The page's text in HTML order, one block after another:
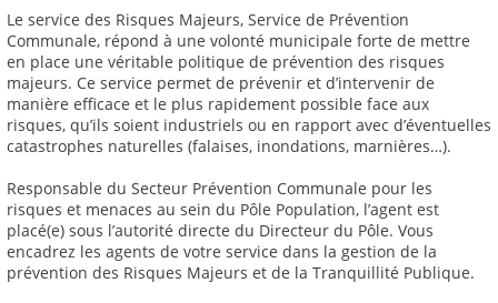
Le service des Risques Majeurs, Service de Prévention
Communale, répond à une volonté municipale forte de mettre
en place une véritable politique de prévention des risques
majeurs. Ce service permet de prévenir et d’intervenir de
manière efficace et le plus rapidement possible face aux
risques, qu’ils soient industriels ou en rapport avec d’éventuelles
catastrophes naturelles (falaises, inondations, marnières…).
Responsable du Secteur Prévention Communale pour les
risques et menaces au sein du Pôle Population, l’agent est
placé(e) sous l’autorité directe du Directeur du Pôle. Vous
encadrez les agents de votre service dans la gestion de la
prévention des Risques Majeurs et de la Tranquillité Publique.